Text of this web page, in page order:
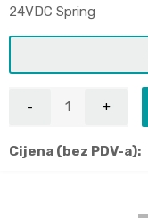
24VDC Spring
Cijena (bez PDV-a):